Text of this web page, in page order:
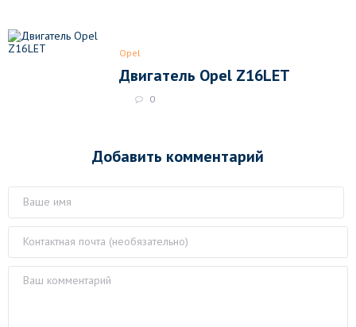
Opel
Двигатель Opel Z16LET
0
Добавить комментарий